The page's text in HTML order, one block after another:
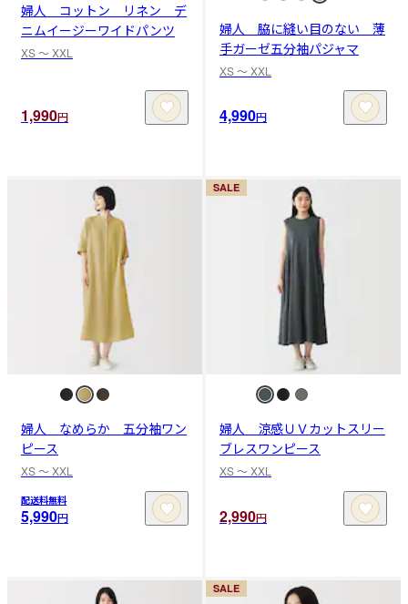
婦人 コットン リネン デ
ニムイージーワイドパンツ
XS 〜 XXL
1,990円
婦人 脇に縫い目のない 薄
手ガーゼ五分袖パジャマ
XS 〜 XXL
4,990円
婦人 なめらか 五分袖ワン
ピース
XS 〜 XXL
配送料無料
5,990円
SALE
婦人 涼感ＵＶカットスリー
ブレスワンピース
XS 〜 XXL
2,990円
SALE